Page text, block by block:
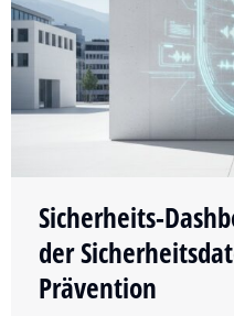
Sicherheits-
der
Prävention